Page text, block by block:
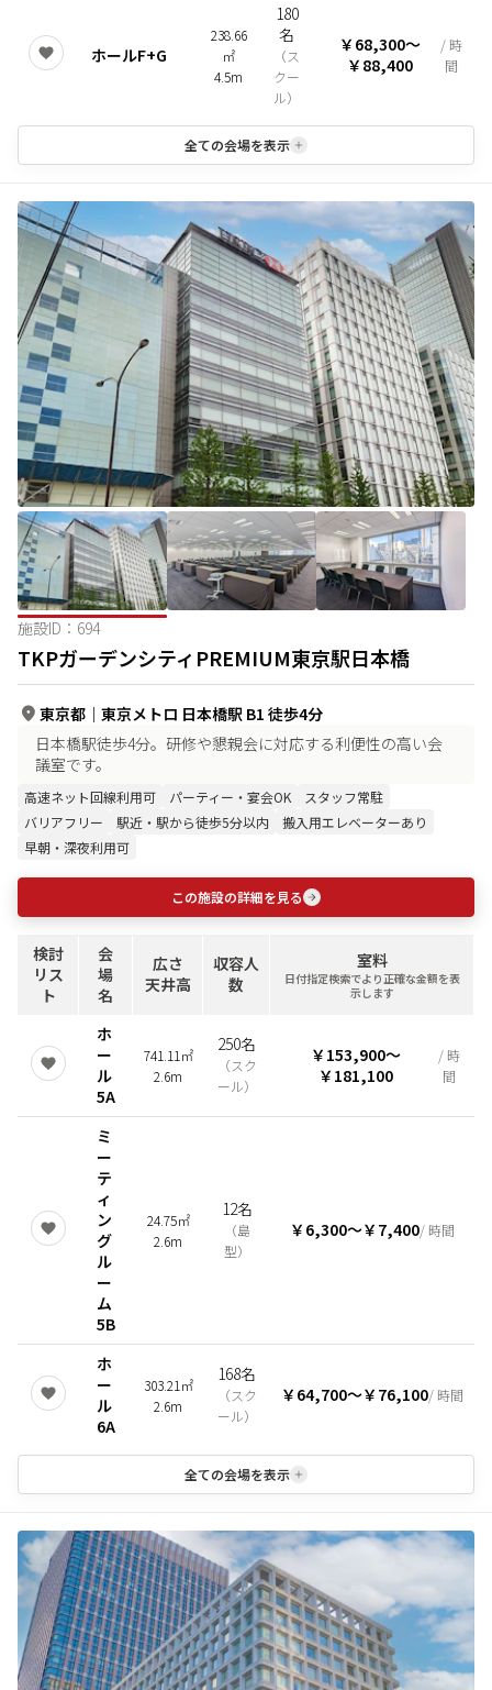
ホールF+G
238.66
㎡
4.5m
180
名
（ス
クー
ル）
￥68,300〜
￥88,400
/ 時
間
全ての会場を表示
施設ID： 694
TKPガーデンシティPREMIUM東京駅日本橋
東京都 ｜ 東京メトロ 日本橋駅 B1 徒歩4分
日本橋駅徒歩4分。研修や懇親会に対応する利便性の高い会
議室です。
高速ネット回線利用可 パーティー・宴会OK
スタッフ常駐
バリアフリー
駅近・駅から徒歩5分以内
搬入用エレベーターあり
早朝・深夜利用可
この施設の詳細を見る
検討
リス
ト
会
場
名
広さ
天井高
収容人
数
室料
日付指定検索でより正確な金額を表
示します
ホ
ー
ル
5A
741.11㎡
2.6m
250名
（スク
ール）
￥153,900〜
￥181,100
/ 時
間
ミ
ー
テ
ィ
ン
グ
ル
ー
ム
5B
24.75㎡
2.6m
12名
（島
型）
￥6,300〜￥7,400/ 時間
ホ
ー
ル
6A
303.21㎡
2.6m
168名
（スク
ール）
￥64,700〜￥76,100/ 時間
全ての会場を表示